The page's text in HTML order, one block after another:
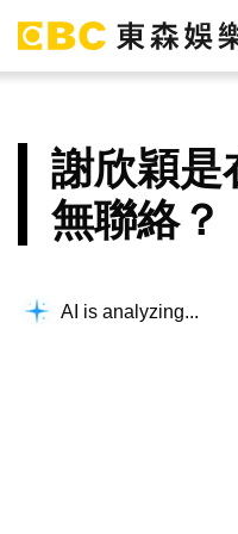
謝欣穎是
無聯絡？
AI is analyzing...